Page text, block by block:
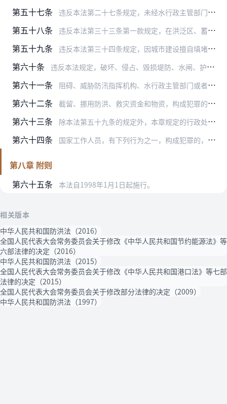
第五十七条 违反本法第二十七条规定，未经水行政主管部门对其工程建设方案审查同意或者未按照有关水行政主管部门审查批准的位置、界限，在河道、湖泊管理范围内从事工程设施建设活动的…
第五十八条 违反本法第三十三条第一款规定，在洪泛区、蓄滞洪区内建设非防洪建设项目，未编制洪水影响评价报告或者洪水影响评价报告未经审查批准开工建设的，责令限期改正；逾期不改正…
第五十九条 违反本法第三十四条规定，因城市建设擅自填堵原有河道沟叉、贮水湖塘洼淀和废除原有防洪围堤的，城市人民政府应当责令停止违法行为，限期恢复原状或者采取其他补救措施。
第六十条 违反本法规定，破坏、侵占、毁损堤防、水闸、护岸、抽水站、排水渠系等防洪工程和水文、通信设施以及防汛备用的器材、物料的，责令停止违法行为，采取补救措施，可以处五万…
第六十一条 阻碍、威胁防汛指挥机构、水行政主管部门或者流域管理机构的工作人员依法执行职务，构成犯罪的，依法追究刑事责任；尚不构成犯罪，应当给予治安管理处罚的，依照《中华人民…
第六十二条 截留、挪用防洪、救灾资金和物资，构成犯罪的，依法追究刑事责任；尚不构成犯罪的，给予行政处分。
第六十三条 除本法第五十九条的规定外，本章规定的行政处罚和行政措施，由县级以上人民政府水行政主管部门决定，或者由流域管理机构按照国务院水行政主管部门规定的权限决定。但是，本…
第六十四条 国家工作人员，有下列行为之一，构成犯罪的，依法追究刑事责任；尚不构成犯罪的，给予行政处分：
第八章 附则
第六十五条
本法自1998年1月1日起施行。
相关版本
中华人民共和国防洪法（2016）
全国人民代表大会常务委员会关于修改《中华人民共和国节约能源法》等
六部法律的决定（2016）
中华人民共和国防洪法（2015）
全国人民代表大会常务委员会关于修改《中华人民共和国港口法》等七部
法律的决定（2015）
全国人民代表大会常务委员会关于修改部分法律的决定（2009）
中华人民共和国防洪法（1997）